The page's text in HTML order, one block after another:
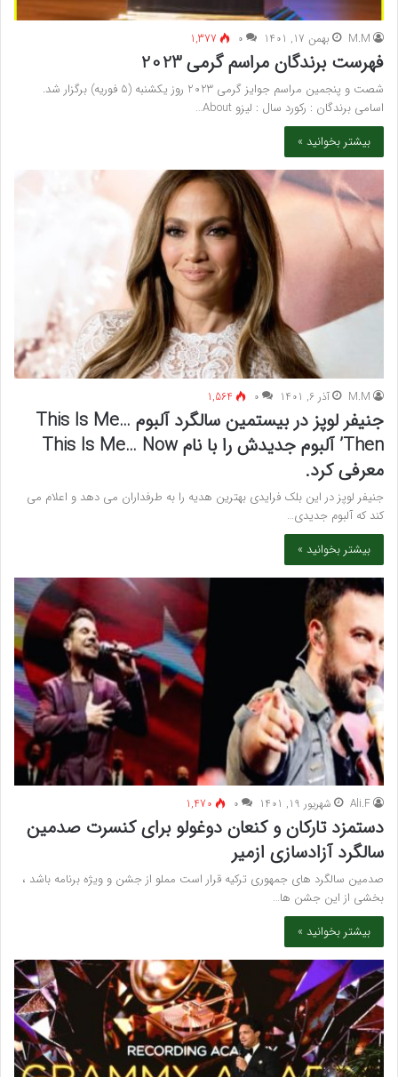
M.M بهمن 17, 1401 ۰ 1,377
فهرست برندگان مراسم گرمی 2023
شصت و پنجمین مراسم جوایز گرمی 2023 روز یکشنبه (5 فوریه) برگزار شد.
اسامی برندگان : رکورد سال : لیزو About…
بیشتر بخوانید »
M.M آذر 6, 1401 ۰ 1,564
جنیفر لوپز در بیستمین سالگرد آلبوم This Is Me…
Then’ آلبوم جدیدش را با نام This Is Me… Now
معرفی کرد.
جنیفر لوپز در این بلک فرایدی بهترین هدیه را به طرفداران می دهد و اعلام می
کند که آلبوم جدیدی…
بیشتر بخوانید »
Ali.F شهریور 19, 1401 ۰ 1,470
دستمزد تارکان و کنعان دوغولو برای کنسرت صدمین
سالگرد آزادسازی ازمیر
صدمین سالگرد های جمهوری ترکیه قرار است مملو از جشن و ویژه برنامه باشد ،
بخشی از این جشن ها…
بیشتر بخوانید »